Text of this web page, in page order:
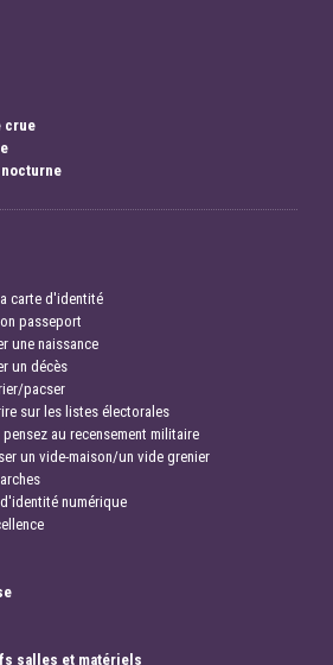
crue
carte d'identité
passeport
une naissance
un décès
pacser
sur les listes électorales
au recensement militaire
un vide-maison/un vide grenier
numérique
salles et matériels